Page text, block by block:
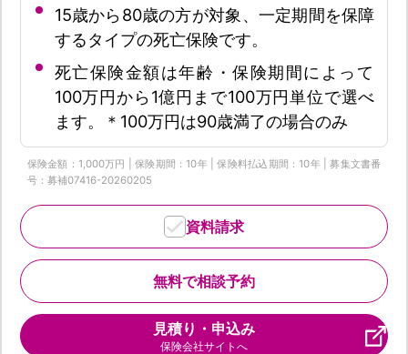
15歳から80歳の方が対象、一定期間を保障
するタイプの死亡保険です。
死亡保険金額は年齢・保険期間によって
100万円から1億円まで100万円単位で選べ
ます。＊100万円は90歳満了の場合のみ
保険金額：1,000万円 | 保険期間：10年 | 保険料払込期間：10年 | 募集文書番
号：募補07416-20260205
無料で相談予約
資料請求
見積り・申込み
保険会社サイトへ